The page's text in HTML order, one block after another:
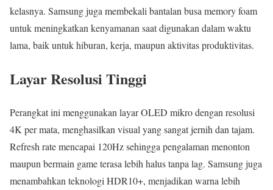
kelasnya. Samsung juga membekali bantalan busa memory foam
untuk meningkatkan kenyamanan saat digunakan dalam waktu
lama, baik untuk hiburan, kerja, maupun aktivitas produktivitas.
Layar Resolusi Tinggi
Perangkat ini menggunakan layar OLED mikro dengan resolusi
4K per mata, menghasilkan visual yang sangat jernih dan tajam.
Refresh rate mencapai 120Hz sehingga pengalaman menonton
maupun bermain game terasa lebih halus tanpa lag. Samsung juga
menambahkan teknologi HDR10+, menjadikan warna lebih